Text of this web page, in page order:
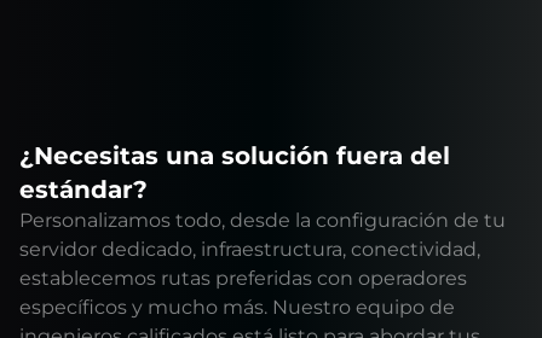
¿Necesitas una solución fuera del
estándar?
Personalizamos todo, desde la configuración de tu
servidor dedicado, infraestructura, conectividad,
establecemos rutas preferidas con operadores
específicos y mucho más. Nuestro equipo de